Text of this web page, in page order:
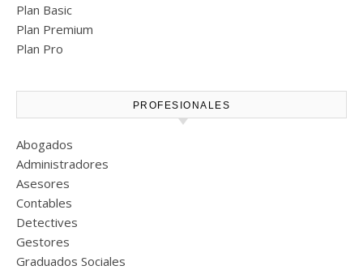
Plan Basic
Plan Premium
Plan Pro
PROFESIONALES
Abogados
Administradores
Asesores
Contables
Detectives
Gestores
Graduados Sociales